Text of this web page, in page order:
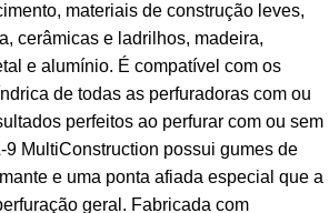
materiais de construção leves,
cerâmicas e ladrilhos, madeira,
e alumínio. É compatível com os
de todas as perfuradoras com ou
perfeitos ao perfurar com ou sem
9 MultiConstruction possui gumes de
e uma ponta afiada especial que a
geral. Fabricada com